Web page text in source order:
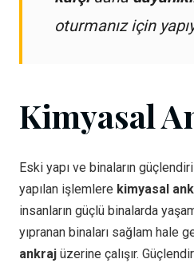
oturmanız için
Kimyasal
Eski yapı ve binaların
yapılan işlemlere kimyasal
insanların güçlü binalarda
yıpranan binaları sağlam hale
ankraj üzerine çalışır.